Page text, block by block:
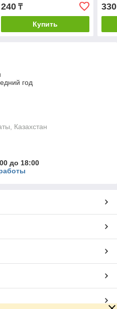
240₸
Купить
330
год
Казахстан
до 18:00